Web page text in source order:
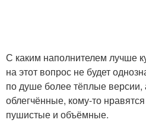
С каким наполнителем лучше
на этот вопрос не будет
по душе более тёплые версии,
облегчённые, кому-то
пушистые и объёмные.